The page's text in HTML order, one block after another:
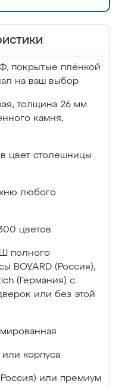
покрытые плёнкой
на ваш выбор
толщина 26 мм
камня,
цвет столешницы
любого
цветов
полного
BOYARD (Россия),
(Германия) с
или без этой
корпуса
или премиум